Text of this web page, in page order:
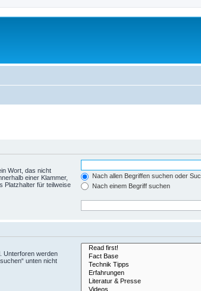
Wort, das nicht
einer Klammer,
Platzhalter für teilweise
Nach allen Begriffen suchen oder
Nach einem Begriff suchen
Unterforen werden
unten nicht